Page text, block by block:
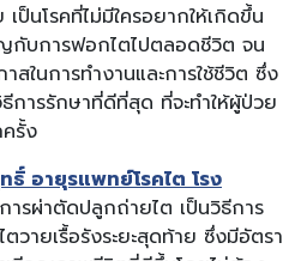
เป็นโรคที่ไม่มีใครอยากให้เกิดขึ้น
กับการฟอกไตไปตลอดชีวิต จน
ในการทำงานและการใช้ชีวิต ซึ่ง
การรักษาที่ดีที่สุด ที่จะทำให้ผู้ป่วย
รั้ง
อายุรแพทย์โรคไต โรง
ารผ่าตัดปลูกถ่ายไต เป็นวิธีการ
วายเรื้อรังระยะสุดท้าย ซึ่งมีอัตรา